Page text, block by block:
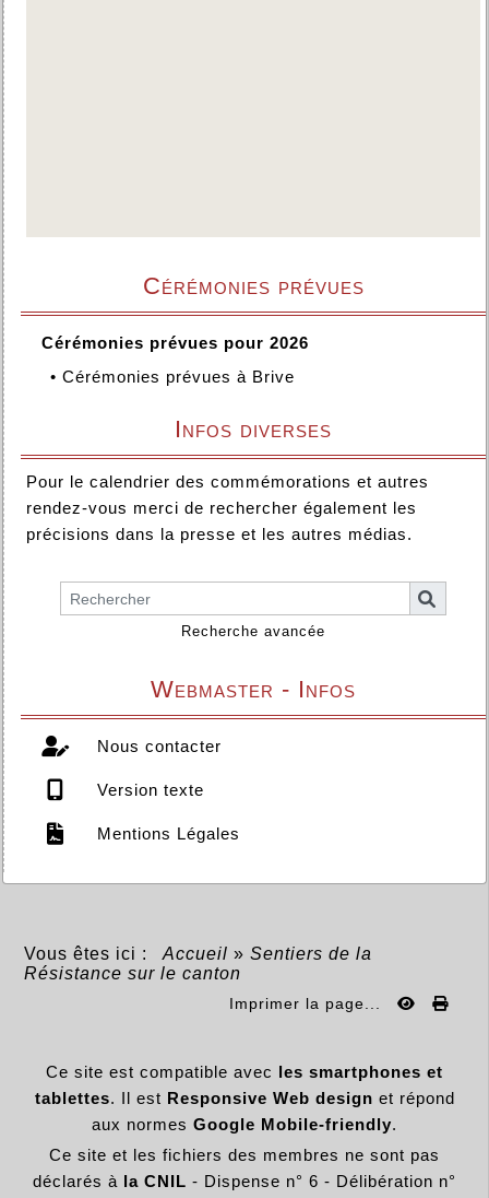
Cérémonies prévues
Cérémonies prévues pour 2026
• Cérémonies prévues à Brive
Infos diverses
Pour le calendrier des commémorations et autres
rendez-vous merci de rechercher également les
précisions dans la presse et les autres médias.
Recherche avancée
Webmaster - Infos
Nous contacter
Version texte
Mentions Légales
Vous êtes ici : Accueil » Sentiers de la
Résistance sur le canton
Imprimer la page...
Ce site est compatible avec les smartphones et
tablettes. Il est Responsive Web design et répond
aux normes Google Mobile-friendly.
Ce site et les fichiers des membres ne sont pas
déclarés à la CNIL - Dispense n° 6 - Délibération n°